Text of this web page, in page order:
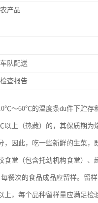
产品
队配送
查报告
～60℃的温度条du件下贮存
上（热藏）的，其保质期为
，因此，吃一些新鲜的生菜
食堂（包含托幼机构食堂）
餐次的食品成品应留样。留
上，每个品种留样量应满足